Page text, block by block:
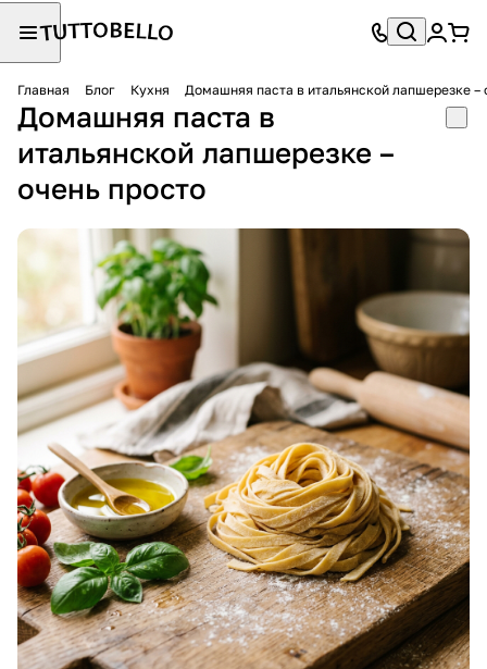
Главная Блог Кухня Домашняя паста в итальянской лапшерезке –
Домашняя паста в
итальянской лапшерезке –
очень просто